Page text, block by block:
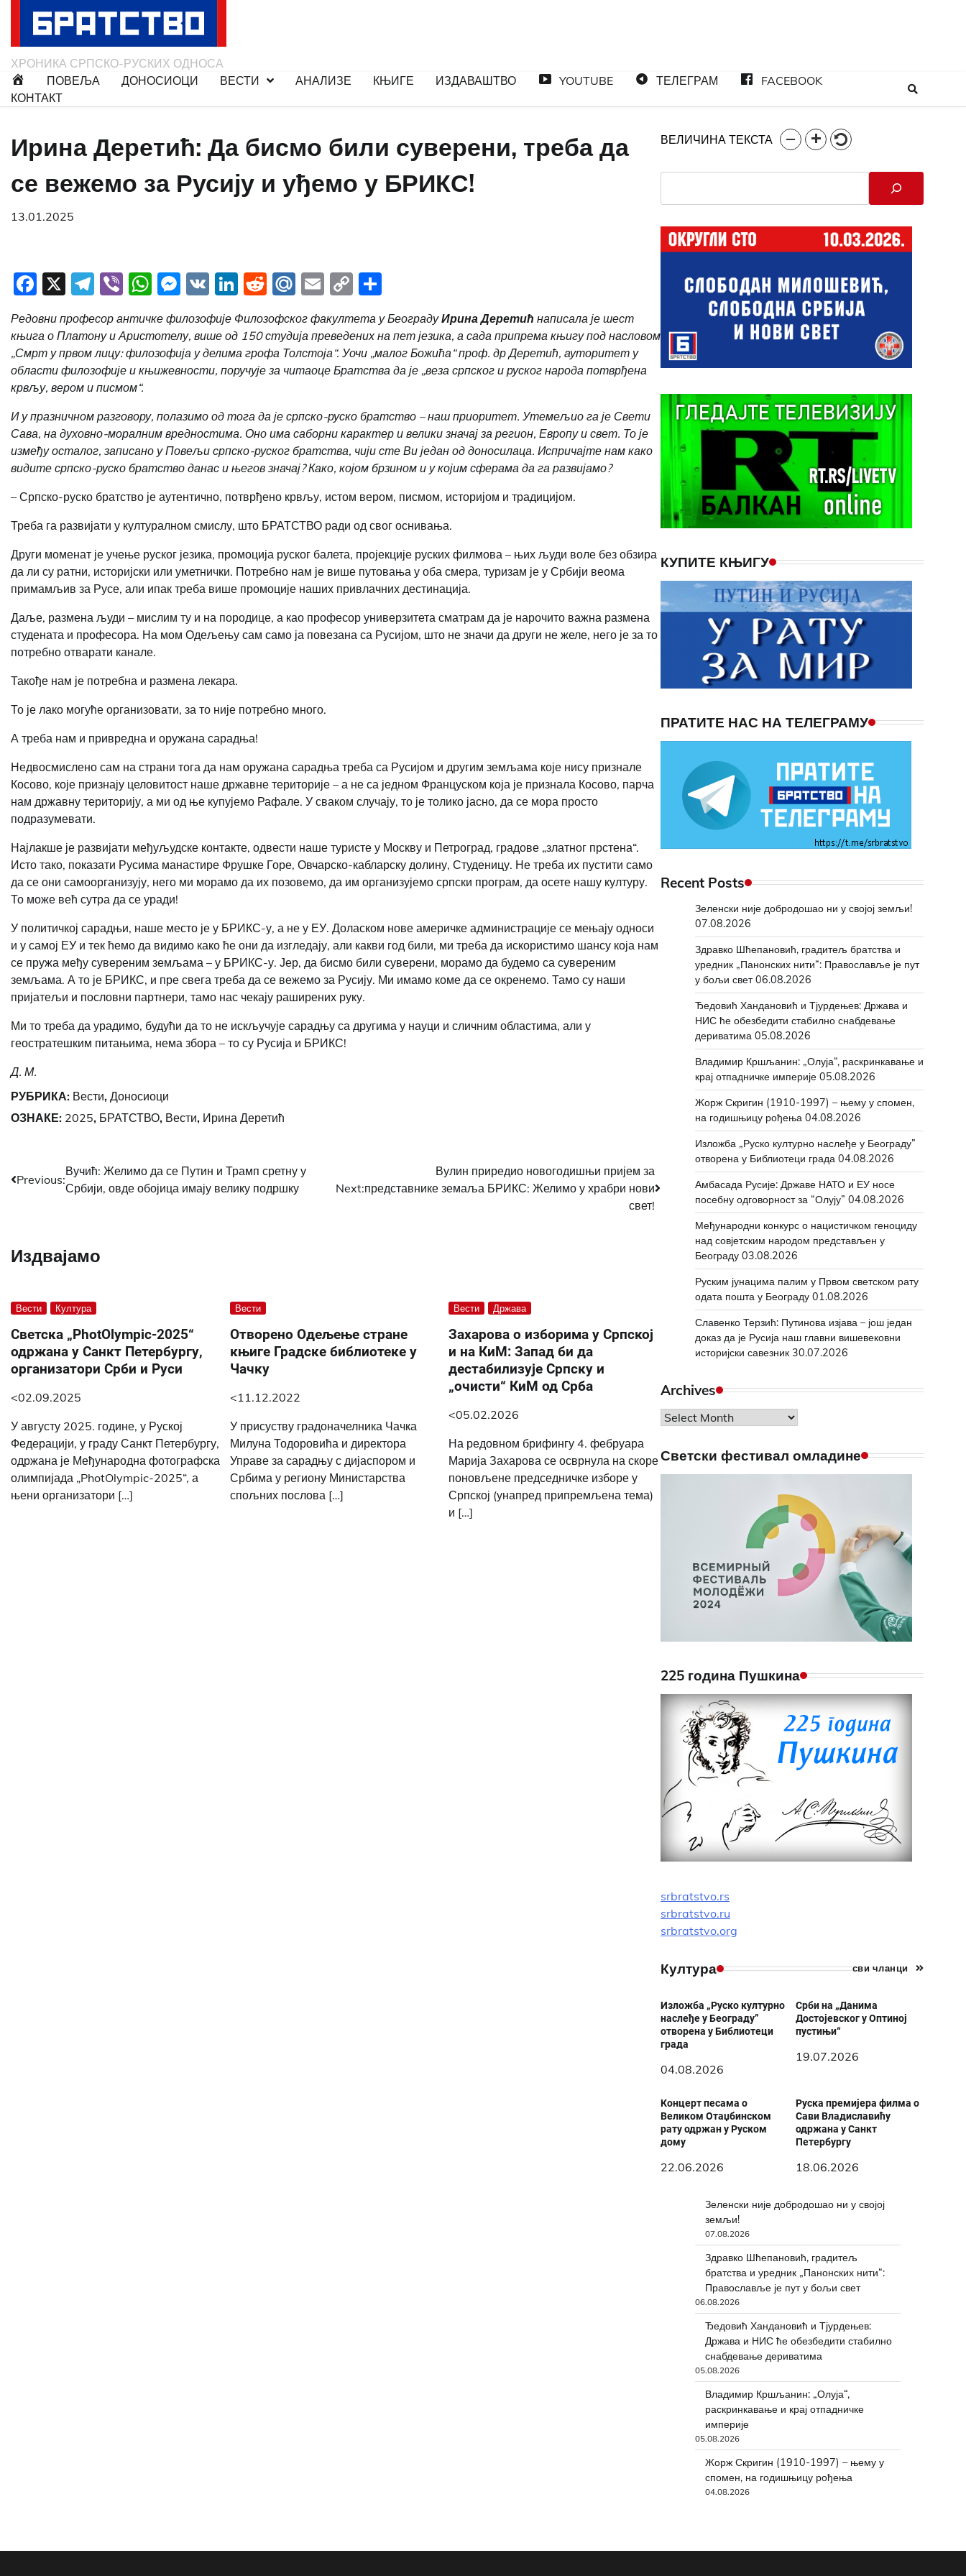
ХРОНИКА СРПСКО-РУСКИХ ОДНОСА
ПОВЕЉА
ДОНОСИОЦИ ВЕСТИ АНАЛИЗЕ КЊИГЕ ИЗДАВАШТВО YOUTUBE ТЕЛЕГРАМ
FACEBOOK
КОНТАКТ
Ирина Деретић: Да бисмо били суверени, треба да
се вежемо за Русију и уђемо у БРИКС!
13.01.2025
Facebook
X Telegram
ViberWhatsApp
Messenger
VK LinkedIn
Reddit
Mail.Ru
Email
Copy
Link
Редовни професор античке филозофије Филозофског факултета у БеоградуИрина Деретић написала је шест
књига о Платону и Аристотелу, више од 150 студија преведених на пет језика, а сада припрема књигу под насловом
„Смрт у првом лицу: филозофија у делима грофа Толстоја“. Уочи „малог Божића“ проф. др Деретић, ауторитет у
области филозофије и књижевности, поручује за читаоце Братства да је „веза српског и руског народа потврђена
крвљу, вером и писмом“.
И у празничном разговору, полазимо од тога да је српско-руско братство –наш приоритет. Утемељио га је Свети
Сава, на духовно-моралним вредностима. Оно има саборни карактер и велики значај за регион, Европу и свет. То је
између осталог, записано у Повељи српско-руског братства, чији сте Ви један од доносилаца. Испричајте нам како
видите српско-руско братство данас и његов значај? Како, којом брзином и у којим сферама да га развијамо?
– Српско-руско братство је аутентично, потврђено крвљу, истом вером, писмом, историјом и традицијом.
Треба га развијати у културалном смислу, што БРАТСТВО ради од свог оснивања.
Други моменат је учење руског језика, промоција руског балета, пројекције руских филмова – њих људи воле без обзира
да ли су ратни, историјски или уметнички. Потребно нам је више путовања у оба смера, туризам је у Србији веома
примамљив за Русе, али ипак треба више промоције наших привлачних дестинација.
Даље, размена људи – мислим ту и на породице, а као професор универзитета сматрам да је нарочито важна размена
студената и професора. На мом Одељењу сам само ја повезана са Русијом, што не значи да други не желе, него је за то
потребно отварати канале.
Такође нам је потребна и размена лекара.
То је лако могуће организовати, за то није потребно много.
А треба нам и привредна и оружана сарадња!
Недвосмислено сам на страни тога да нам оружана сарадња треба са Русијом и другим земљама које нису признале
Косово, које признају целовитост наше државне територије – а не са једном Француском која је признала Косово, парча
нам државну територију, а ми од ње купујемо Рафале. У сваком случају, то је толико јасно, да се мора просто
подразумевати.
Најлакше је развијати међуљудске контакте, одвести наше туристе у Москву и Петроград, градове „златног прстена“.
Исто тако, показати Русима манастире Фрушке Горе, Овчарско-кабларску долину, Студеницу. Не треба их пустити само
да се они самоорганизују, него ми морамо да их позовемо, да им организујемо српски програм, да осете нашу културу.
То може већ сутра да се уради!
У политичкој сарадњи, наше место је у БРИКС-у, а не у ЕУ. Доласком нове америчке администрације се мењају односи
и у самој ЕУ и тек ћемо да видимо како ће они да изгледају, али какви год били, ми треба да искористимо шансу која нам
се пружа међу сувереним земљама – у БРИКС-у. Јер, да бисмо били суверени, морамо да будемо са сувереним
земљама. А то је БРИКС, и пре свега треба да се вежемо за Русију. Ми имамо коме да се окренемо. Тамо су наши
пријатељи и пословни партнери, тамо нас чекају раширених руку.
Ми то треба да урадимо, будући да то не искључује сарадњу са другима у науци и сличним областима, али у
геостратешким питањима, нема збора – то су Русија и БРИКС!
Д. М.
РУБРИКА: Вести, Доносиоци
ОЗНАКЕ: 2025, БРАТСТВО, Вести, Ирина Деретић
Post
navigation
Previous:
Вучић: Желимо да се Путин и Трамп сретну у
Србији, овде обојица имају велику подршку
Next:
Вулин приредио новогодишњи пријем за
представнике земаља БРИКС: Желимо у храбри нови
свет!
Издвајамо
Вести Култура
Светска „PhotOlympic-2025“
одржана у Санкт Петербургу,
организатори Срби и Руси
<02.09.2025
У августу 2025. године, у Руској
Федерацији, у граду Санкт Петербургу,
одржана је Међународна фотографска
олимпијада „PhotOlympic-2025“, а
њени организатори […]
Вести
Отворено Одељење стране
књиге Градске библиотеке у
Чачку
<11.12.2022
У присуству градоначелника Чачка
Милуна Тодоровића и директора
Управе за сарадњу с дијаспором и
Србима у региону Министарства
спољних послова […]
Вести Држава
Захарова о изборима у Српској
и на КиМ: Запад би да
дестабилизује Српску и
„очисти“ КиМ од Срба
<05.02.2026
На редовном брифингу 4. фебруара
Марија Захарова се осврнула на скоре
поновљене председничке изборе у
Српској (унапред припремљена тема)
и […]
ВЕЛИЧИНА ТЕКСТА
КУПИТЕ КЊИГУ
ПРАТИТЕ НАС НА ТЕЛЕГРАМУ
Recent Posts
Зеленски није добродошао ни у својој земљи!
07.08.2026
Здравко Шћепановић, градитељ братства и
уредник „Панонских нити“: Православље је пут
у бољи свет 06.08.2026
Ђедовић Хандановић и Тјурдењев: Држава и
НИС ће обезбедити стабилно снабдевање
дериватима 05.08.2026
Владимир Кршљанин: „Олуја“, раскринкавање и
крај отпадничке империје 05.08.2026
Жорж Скригин (1910-1997) – њему у спомен,
на годишњицу рођења 04.08.2026
Изложба „Руско културно наслеђе у Београду”
отворена у Библиотеци града 04.08.2026
Амбасада Русије: Државе НАТО и ЕУ носе
посебну одговорност за “Олују” 04.08.2026
Међународни конкурс о нацистичком геноциду
над совјетским народом представљен у
Београду 03.08.2026
Руским јунацима палим у Првом светском рату
одата пошта у Београду 01.08.2026
Славенко Терзић: Путинова изјава – још један
доказ да је Русија наш главни вишевековни
историјски савезник 30.07.2026
Archives
Archives
Светски фестивал омладине
225 година Пушкина
srbratstvo.rs
srbratstvo.ru
srbratstvo.org
Култура сви чланци
Изложба „Руско културно
наслеђе у Београду”
отворена у Библиотеци
града
04.08.2026
Срби на „Данима
Достојевског у Оптиној
пустињи“
19.07.2026
Концерт песама о
Великом Отаџбинском
рату одржан у Руском
дому
22.06.2026
Руска премијера филма о
Сави Владиславићу
одржана у Санкт
Петербургу
18.06.2026
Зеленски није добродошао ни у својој
земљи!
07.08.2026
Здравко Шћепановић, градитељ
братства и уредник „Панонских нити“:
Православље је пут у бољи свет
06.08.2026
Ђедовић Хандановић и Тјурдењев:
Држава и НИС ће обезбедити стабилно
снабдевање дериватима
05.08.2026
Владимир Кршљанин: „Олуја“,
раскринкавање и крај отпадничке
империје
05.08.2026
Жорж Скригин (1910-1997) – њему у
спомен, на годишњицу рођења
04.08.2026